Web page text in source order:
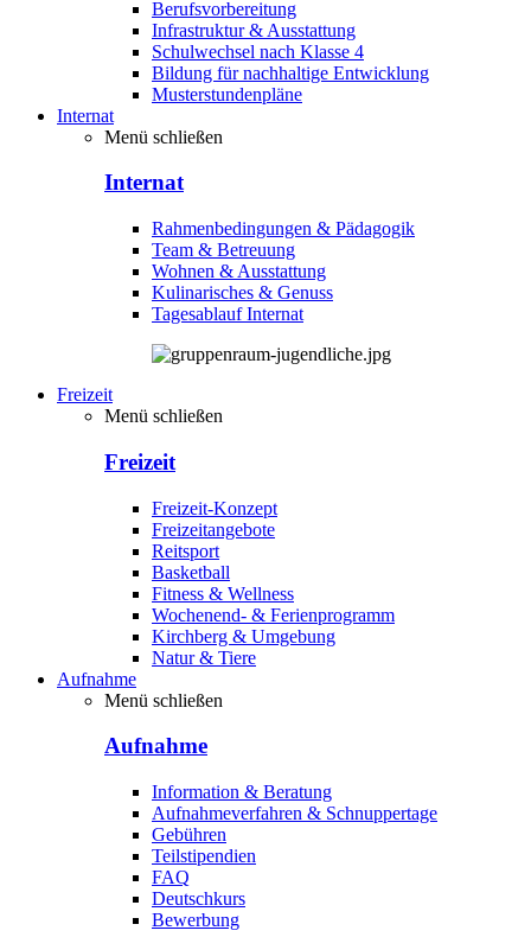
Berufsvorbereitung
Infrastruktur & Ausstattung
Schulwechsel nach Klasse 4
Bildung für nachhaltige Entwicklung
Musterstundenpläne
Internat
Menü schließen
Internat
Rahmenbedingungen & Pädagogik
Team & Betreuung
Wohnen & Ausstattung
Kulinarisches & Genuss
Tagesablauf Internat
Freizeit
Menü schließen
Freizeit
Freizeit-Konzept
Freizeitangebote
Reitsport
Basketball
Fitness & Wellness
Wochenend- & Ferienprogramm
Kirchberg & Umgebung
Natur & Tiere
Aufnahme
Menü schließen
Aufnahme
Information & Beratung
Aufnahmeverfahren & Schnuppertage
Gebühren
Teilstipendien
FAQ
Deutschkurs
Bewerbung